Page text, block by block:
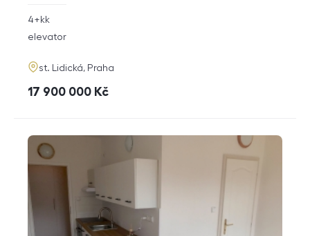
rozměry
disposition
4+kk
funkce
elevator
adresa
st. Lidická, Praha
cena
17 900 000 Kč